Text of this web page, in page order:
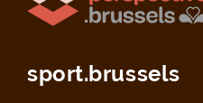
sport.brussels